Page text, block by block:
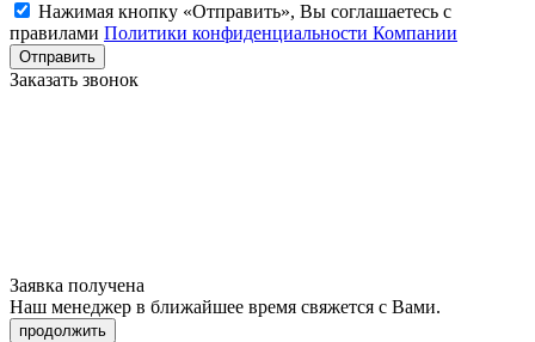
Нажимая кнопку «Отправить», Вы соглашаетесь c
правилами Политики конфиденциальности Компании
Отправить
Заказать звонок
Заявка получена
Наш менеджер в ближайшее время свяжется с Вами.
продолжить